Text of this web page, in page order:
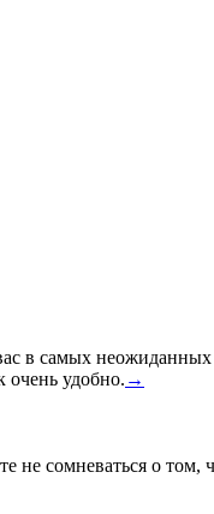
в самых
очень удобно. →
не сомневаться о том,